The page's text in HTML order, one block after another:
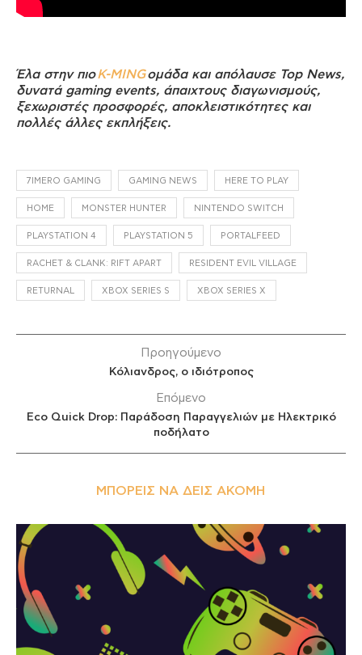
Έλα στην πιοK-MINGομάδα και απόλαυσε Top News,
δυνατά gaming events, άπαιχτους διαγωνισμούς,
ξεχωριστές προσφορές, αποκλειστικότητες και
πολλές άλλες εκπλήξεις.
7IMERO GAMING GAMING NEWS HERE TO PLAY
HOME MONSTER HUNTER NINTENDO SWITCH
PLAYSTATION 4 PLAYSTATION 5 PORTALFEED
RACHET & CLANK: RIFT APART RESIDENT EVIL VILLAGE
RETURNAL XBOX SERIES S XBOX SERIES X
Προηγούμενο
Κόλιανδρος, ο ιδιότροπος
Επόμενο
Eco Quick Drop: Παράδοση Παραγγελιών με Ηλεκτρικό
ποδήλατο
ΜΠΟΡΕΊΣ ΝΑ ΔΕΙΣ ΑΚΌΜΗ